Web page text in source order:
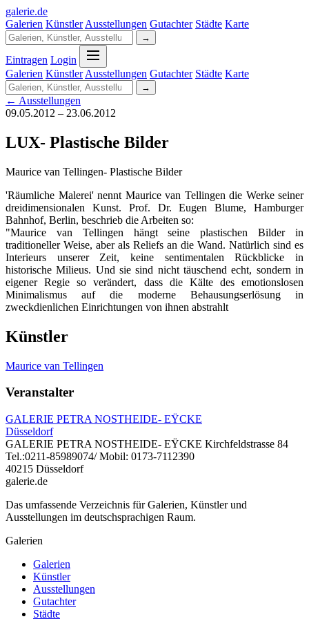
galerie.de
Galerien Künstler Ausstellungen Gutachter Städte Karte
→
Eintragen Login
Galerien Künstler Ausstellungen Gutachter Städte Karte
→
← Ausstellungen
09.05.2012 – 23.06.2012
LUX- Plastische Bilder
Maurice van Tellingen- Plastische Bilder
'Räumliche Malerei' nennt Maurice van Tellingen die Werke seiner
dreidimensionalen Kunst. Prof. Dr. Eugen Blume, Hamburger
Bahnhof, Berlin, beschrieb die Arbeiten so:
"Maurice van Tellingen hängt seine plastischen Bilder in
traditioneller Weise, aber als Reliefs an die Wand. Natürlich sind es
Interieurs unserer Zeit, keine sentimentalen Rückblicke in
historische Milieus. Und sie sind nicht täuschend echt, sondern in
eigener Regie so verändert, dass die Kälte des emotionslosen
Minimalismus auf die moderne Behausungserlösung in
zweckdienlichen Einrichtungen von ihnen abstrahlt
Künstler
Maurice van Tellingen
Veranstalter
GALERIE PETRA NOSTHEIDE- EŸCKE
Düsseldorf
GALERIE PETRA NOSTHEIDE- EŸCKE Kirchfeldstrasse 84
Tel.:0211-85989074/ Mobil: 0173-7112390
40215 Düsseldorf
galerie.de
Das umfassende Verzeichnis für Galerien, Künstler und
Ausstellungen im deutschsprachigen Raum.
Galerien
Galerien
Künstler
Ausstellungen
Gutachter
Städte